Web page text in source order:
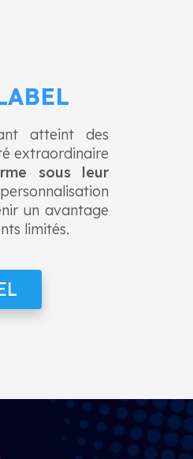
atteint des
extraordinaire
sous leur
un avantage
limités.